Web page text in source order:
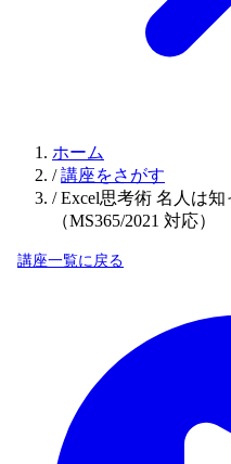
ホーム
/ 講座をさがす
/ Excel思考術 名人は
（MS365/2021 対応）
講座一覧に戻る